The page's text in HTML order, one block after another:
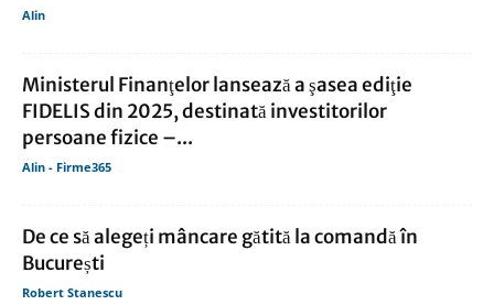
Alin
Ministerul Finanţelor lansează a şasea ediţie
FIDELIS din 2025, destinată investitorilor
persoane fizice –...
Alin - Firme365
De ce să alegeți mâncare gătită la comandă în
București
Robert Stanescu